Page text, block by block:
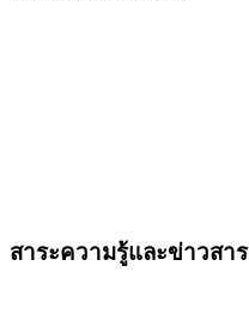
สาระความรู้และข่าวสาร